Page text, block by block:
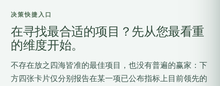
决策快捷入口
在寻找最合适的项目？先从您最看重
的维度开始。
不存在放之四海皆准的最佳项目，也没有普遍的赢家：下
方四张卡片仅分别报告在某一项已公布指标上目前领先的